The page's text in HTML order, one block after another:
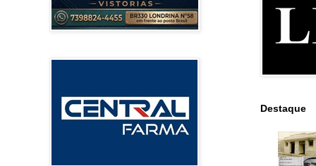
Destaque